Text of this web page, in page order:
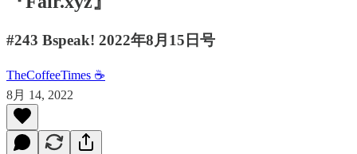
#243 Bspeak! 2022年8月15日号
TheCoffeeTimes ☕
8月 14, 2022